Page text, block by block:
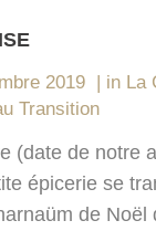
2019 in La
Transition
(date de notre
épicerie se
de Noël